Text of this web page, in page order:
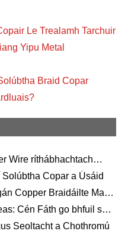
Le Trealamh Tarchuir
Yipu Metal
Braid Copar
Wire ríthábhachtach
Nua-Aimseartha agus
Copar a Úsáid
Copper Braidáilte Maol
Cén Fáth go bhfuil sé
Seoltacht a Chothromú